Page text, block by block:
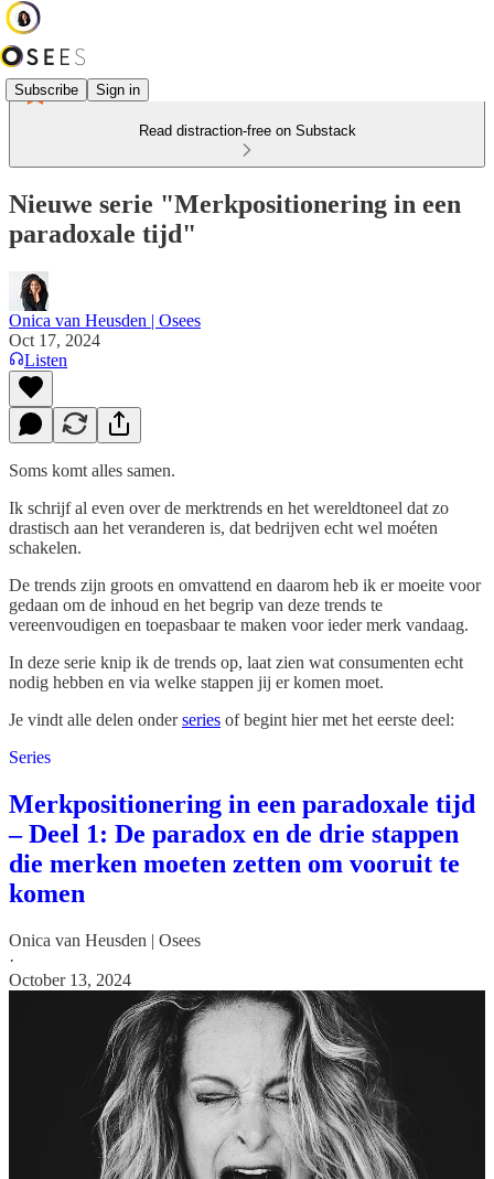
Subscribe Sign in
Read distraction-free on Substack
Nieuwe serie "Merkpositionering in een
paradoxale tijd"
Onica van Heusden | Osees
Oct 17, 2024
Listen
Soms komt alles samen.
Ik schrijf al even over de merktrends en het wereldtoneel dat zo
drastisch aan het veranderen is, dat bedrijven echt wel moéten
schakelen.
De trends zijn groots en omvattend en daarom heb ik er moeite voor
gedaan om de inhoud en het begrip van deze trends te
vereenvoudigen en toepasbaar te maken voor ieder merk vandaag.
In deze serie knip ik de trends op, laat zien wat consumenten echt
nodig hebben en via welke stappen jij er komen moet.
Je vindt alle delen onderseries of begint hier met het eerste deel:
Series
Merkpositionering in een paradoxale tijd
– Deel 1: De paradox en de drie stappen
die merken moeten zetten om vooruit te
komen
Onica van Heusden | Osees
·
October 13, 2024